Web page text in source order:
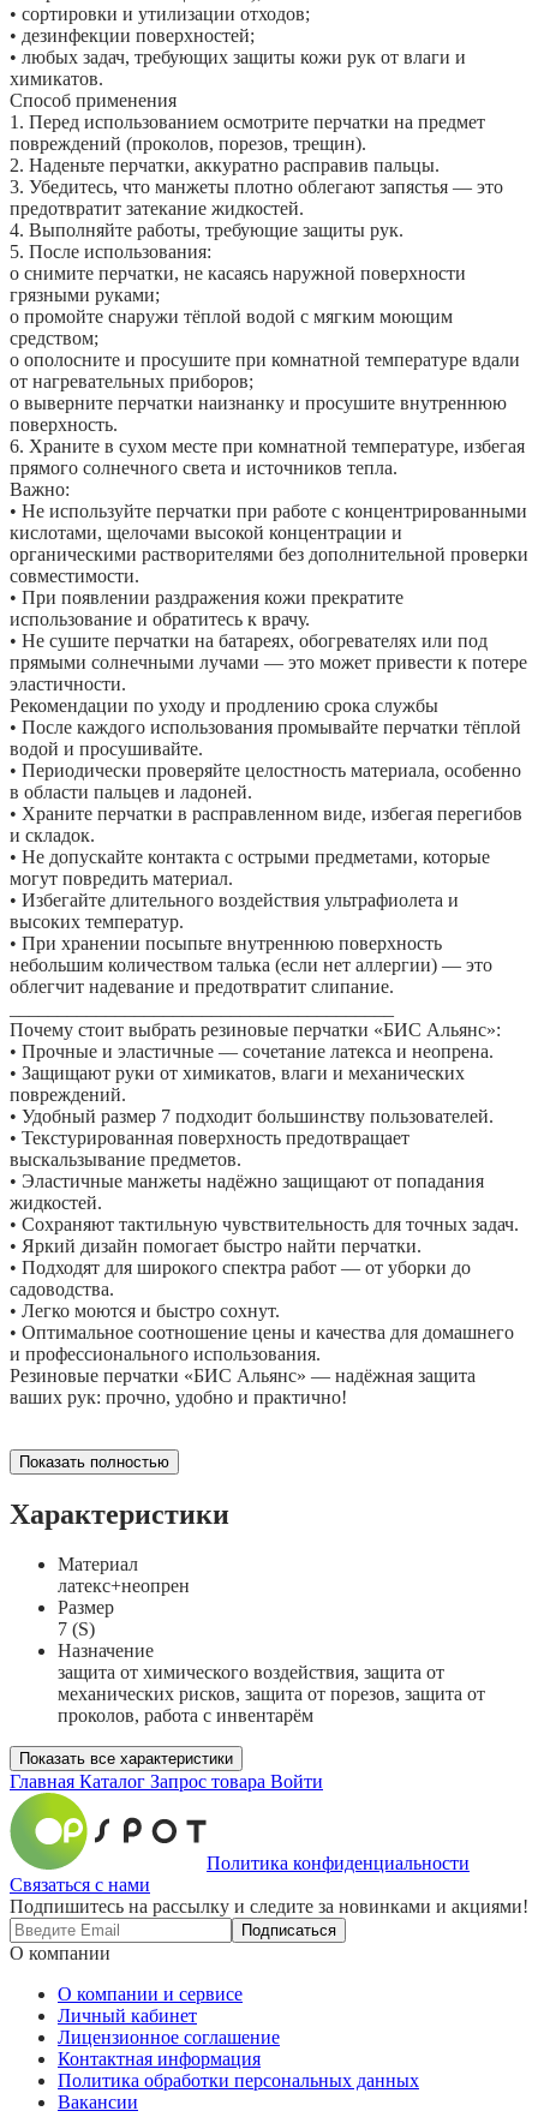
• сортировки и утилизации отходов;
• дезинфекции поверхностей;
• любых задач, требующих защиты кожи рук от влаги и
химикатов.
Способ применения
1. Перед использованием осмотрите перчатки на предмет
повреждений (проколов, порезов, трещин).
2. Наденьте перчатки, аккуратно расправив пальцы.
3. Убедитесь, что манжеты плотно облегают запястья — это
предотвратит затекание жидкостей.
4. Выполняйте работы, требующие защиты рук.
5. После использования:
o снимите перчатки, не касаясь наружной поверхности
грязными руками;
o промойте снаружи тёплой водой с мягким моющим
средством;
o ополосните и просушите при комнатной температуре вдали
от нагревательных приборов;
o выверните перчатки наизнанку и просушите внутреннюю
поверхность.
6. Храните в сухом месте при комнатной температуре, избегая
прямого солнечного света и источников тепла.
Важно:
• Не используйте перчатки при работе с концентрированными
кислотами, щелочами высокой концентрации и
органическими растворителями без дополнительной проверки
совместимости.
• При появлении раздражения кожи прекратите
использование и обратитесь к врачу.
• Не сушите перчатки на батареях, обогревателях или под
прямыми солнечными лучами — это может привести к потере
эластичности.
Рекомендации по уходу и продлению срока службы
• После каждого использования промывайте перчатки тёплой
водой и просушивайте.
• Периодически проверяйте целостность материала, особенно
в области пальцев и ладоней.
• Храните перчатки в расправленном виде, избегая перегибов
и складок.
• Не допускайте контакта с острыми предметами, которые
могут повредить материал.
• Избегайте длительного воздействия ультрафиолета и
высоких температур.
• При хранении посыпьте внутреннюю поверхность
небольшим количеством талька (если нет аллергии) — это
облегчит надевание и предотвратит слипание.
Почему стоит выбрать резиновые перчатки «БИС Альянс»:
• Прочные и эластичные — сочетание латекса и неопрена.
• Защищают руки от химикатов, влаги и механических
повреждений.
• Удобный размер 7 подходит большинству пользователей.
• Текстурированная поверхность предотвращает
выскальзывание предметов.
• Эластичные манжеты надёжно защищают от попадания
жидкостей.
• Сохраняют тактильную чувствительность для точных задач.
• Яркий дизайн помогает быстро найти перчатки.
• Подходят для широкого спектра работ — от уборки до
садоводства.
• Легко моются и быстро сохнут.
• Оптимальное соотношение цены и качества для домашнего
и профессионального использования.
Резиновые перчатки «БИС Альянс» — надёжная защита
ваших рук: прочно, удобно и практично!
Показать полностью
Характеристики
Материал
латекс+неопрен
Размер
7 (S)
Назначение
защита от химического воздействия, защита от
механических рисков, защита от порезов, защита от
проколов, работа с инвентарём
Показать все характеристики
Главная Каталог Запрос товара Войти
Политика конфиденциальности
Связаться с нами
Подпишитесь на рассылку и следите за новинками и акциями!
Подписаться
О компании
О компании и сервисе
Личный кабинет
Лицензионное соглашение
Контактная информация
Политика обработки персональных данных
Вакансии